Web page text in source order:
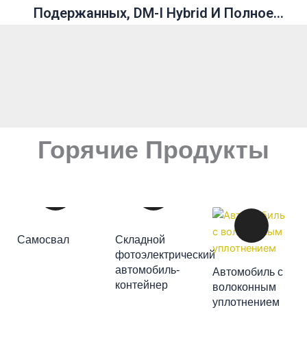
Подержанных, DM-I Hybrid И Полное
Горячие Продукты
Самосвал
КОРЗИНУ
Складной
фотоэлектрический
автомобиль-
контейнер
ДОБАВИТЬ В
КОРЗИНУ
Автомобиль с
волоконным
уплотнением
ДОБАВИТЬ В
КОРЗИНУ